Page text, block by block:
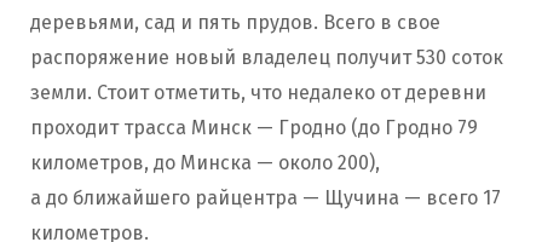
деревьями, сад и пять прудов. Всего в свое
распоряжение новый владелец получит 530 соток
земли. Стоит отметить, что недалеко от деревни
проходит трасса Минск — Гродно (до Гродно 79
километров, до Минска — около 200),
а до ближайшего райцентра — Щучина — всего 17
километров.